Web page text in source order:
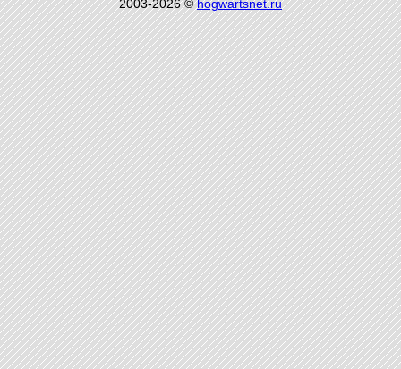
2003-2026 ©hogwartsnet.ru